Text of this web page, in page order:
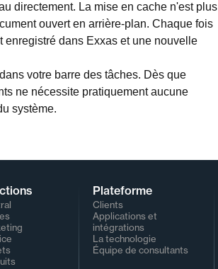
directement. La mise en cache n'est plus
ouvert en arrière-plan. Chaque fois
dans Exxas et une nouvelle
votre barre des tâches. Dès que
ne nécessite pratiquement aucune
système.
Plateforme
Clients
Applications et
intégrations
La technologie
Équipe de consultants